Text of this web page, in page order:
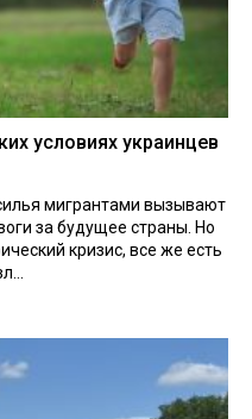
условиях украинцев
мигрантами вызывают
за будущее страны. Но
кризис, все же есть